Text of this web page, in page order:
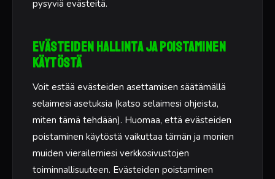
pysyviä evästeitä.
Evästeiden hallinta ja poistaminen
käytöstä
Voit estää evästeiden asettamisen säätämällä
selaimesi asetuksia (katso selaimesi ohjeista,
miten tämä tehdään). Huomaa, että evästeiden
poistaminen käytöstä vaikuttaa tämän ja monien
muiden vierailemiesi verkkosivustojen
toiminnallisuuteen. Evästeiden poistaminen